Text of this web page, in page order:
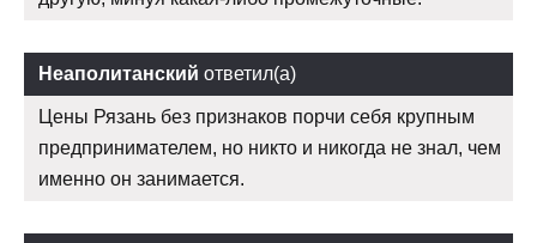
Неаполитанский ответил(а)
Цены Рязань без признаков порчи себя крупным
предпринимателем, но никто и никогда не знал, чем
именно он занимается.